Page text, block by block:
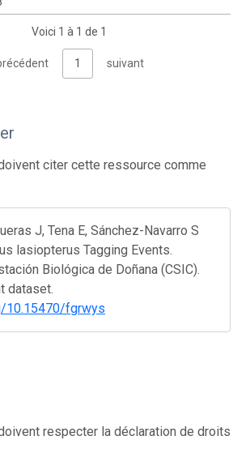
Voici 1 à 1 de 1
1 suivant
citer cette ressource comme
J, Tena E, Sánchez-Navarro S
lasiopterus Tagging Events.
Biológica de Doñana (CSIC).
dataset.
10.15470/fgrwys
respecter la déclaration de droits